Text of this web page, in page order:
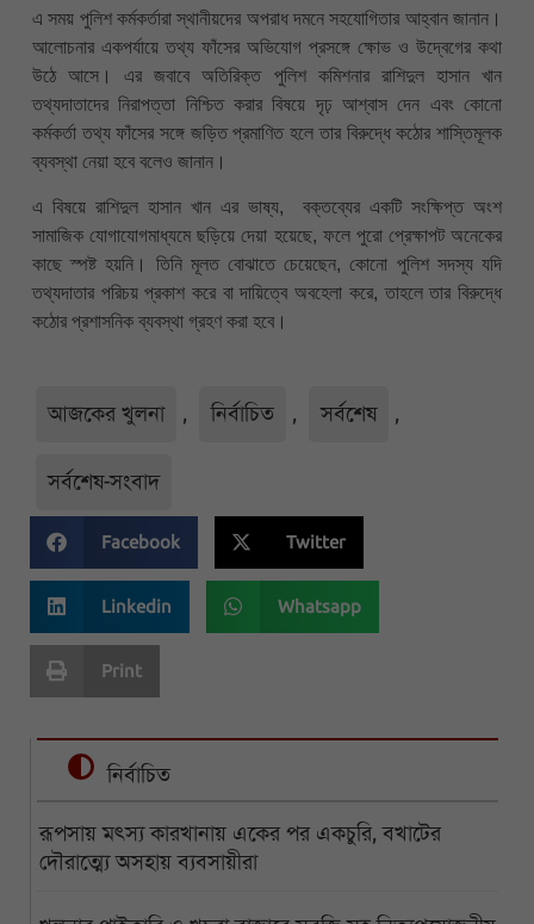
এ সময় পুলিশ কর্মকর্তারা স্থানীয়দের অপরাধ দমনে সহযোগিতার আহ্বান জানান।
আলোচনার একপর্যায়ে তথ্য ফাঁসের অভিযোগ প্রসঙ্গে ক্ষোভ ও উদ্বেগের কথা
উঠে আসে। এর জবাবে অতিরিক্ত পুলিশ কমিশনার রাশিদুল হাসান খান
তথ্যদাতাদের নিরাপত্তা নিশ্চিত করার বিষয়ে দৃঢ় আশ্বাস দেন এবং কোনো
কর্মকর্তা তথ্য ফাঁসের সঙ্গে জড়িত প্রমাণিত হলে তার বিরুদ্ধে কঠোর শাস্তিমূলক
ব্যবস্থা নেয়া হবে বলেও জানান।
এ বিষয়ে রাশিদুল হাসান খান এর ভাষ্য, বক্তব্যের একটি সংক্ষিপ্ত অংশ
সামাজিক যোগাযোগমাধ্যমে ছড়িয়ে দেয়া হয়েছে, ফলে পুরো প্রেক্ষাপট অনেকের
কাছে স্পষ্ট হয়নি। তিনি মূলত বোঝাতে চেয়েছেন, কোনো পুলিশ সদস্য যদি
তথ্যদাতার পরিচয় প্রকাশ করে বা দায়িত্বে অবহেলা করে, তাহলে তার বিরুদ্ধে
কঠোর প্রশাসনিক ব্যবস্থা গ্রহণ করা হবে।
আজকের খুলনা , নির্বাচিত , সর্বশেষ ,
সর্বশেষ-সংবাদ
Facebook Twitter
Linkedin Whatsapp
Print
নির্বাচিত
রূপসায় মৎস্য কারখানায় একের পর একচুরি, বখাটের
দৌরাত্ম্যে অসহায় ব্যবসায়ীরা